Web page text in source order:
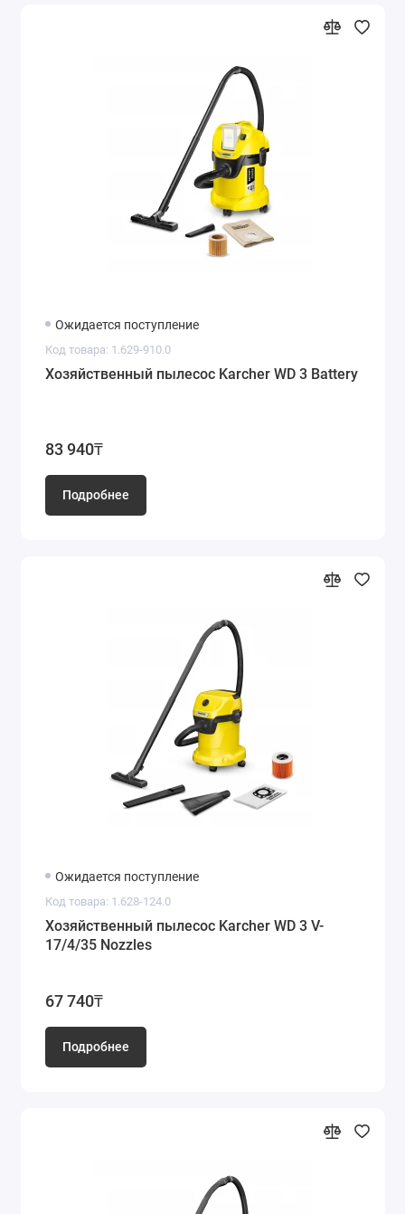
Ожидается поступление
Код товара: 1.629-910.0
Хозяйственный пылесос Karcher WD 3 Battery
83 940₸
Подробнее
Ожидается поступление
Код товара: 1.628-124.0
Хозяйственный пылесос Karcher WD 3 V-
17/4/35 Nozzles
67 740₸
Подробнее